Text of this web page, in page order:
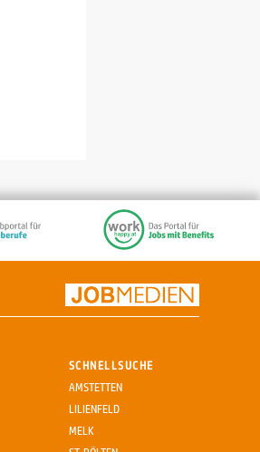
SCHNELLSUCHE
AMSTETTEN
LILIENFELD
MELK